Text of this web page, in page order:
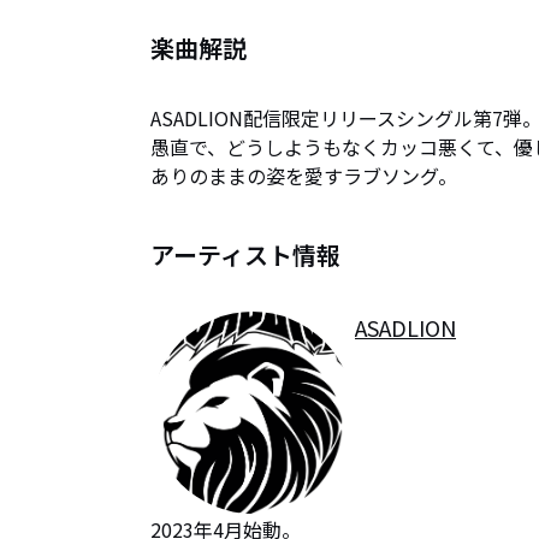
楽曲解説
ASADLION配信限定リリースシングル第7弾。
愚直で、どうしようもなくカッコ悪くて、優
ありのままの姿を愛すラブソング。
アーティスト情報
ASADLION
2023年4月始動。